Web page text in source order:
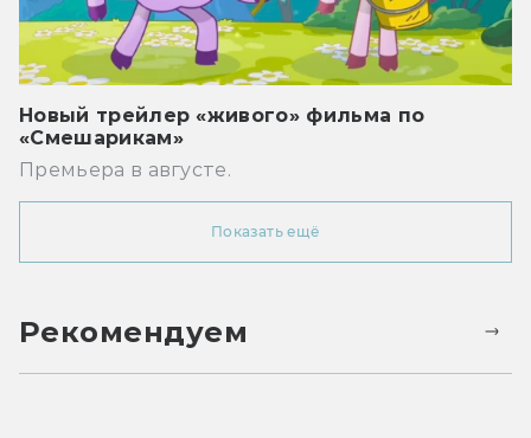
Новый трейлер «живого» фильма по
«Смешарикам»
Премьера в августе.
Показать ещё
Рекомендуем